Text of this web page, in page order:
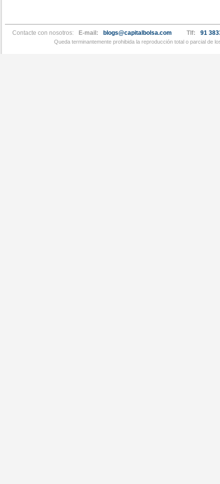
Contacte con nosotros: E-mail: blogs@capitalbolsa.com Tlf: 91
Queda terminantemente prohibida la reproducción total o parcial de